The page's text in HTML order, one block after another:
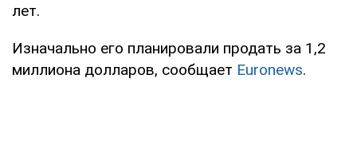
лет.
Изначально его планировали продать за 1,2
миллиона долларов, сообщает Euronews.